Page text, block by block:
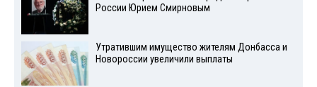
России Юрием Смирновым
Утратившим имущество жителям Донбасса и
Новороссии увеличили выплаты